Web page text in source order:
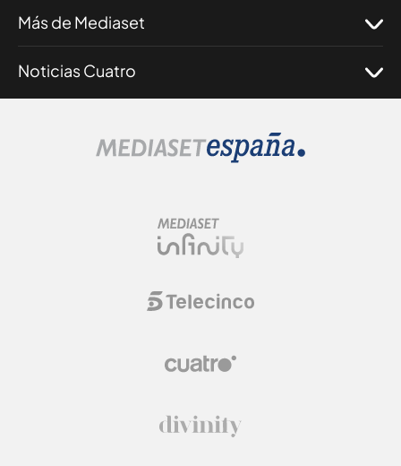
Más de Mediaset
Noticias Cuatro